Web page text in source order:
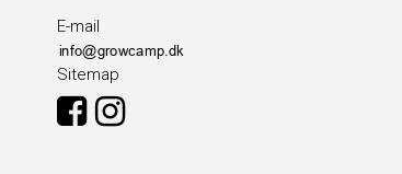
E-mail
Sitemap